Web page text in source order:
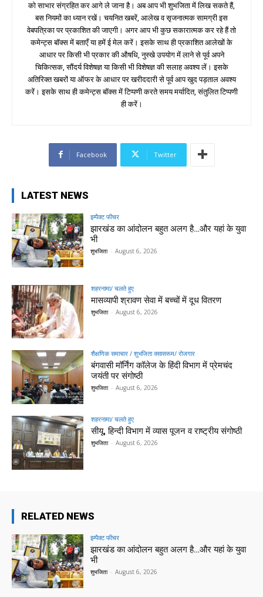
को साभार संग्रहित कर आगे ले जाना है। अब आप भी शुभजिता में लिख सकते हैं,
बस नियमों का ध्यान रखें। चयनित खबरें, आलेख व सृजनात्मक सामग्री इस
वेबपत्रिका पर प्रकाशित की जाएगी। अगर आप भी कुछ सकारात्मक कर रहे हैं तो
कमेन्ट्स बॉक्स में बताएँ या हमें ई मेल करें। इसके साथ ही प्रकाशित आलेखों के
आधार पर किसी भी प्रकार की औषधि, नुस्खे उपयोग में लाने से पूर्व अपने
चिकित्सक, सौंदर्य विशेषज्ञ या किसी भी विशेषज्ञ की सलाह अवश्य लें। इसके
अतिरिक्त खबरों या ऑफर के आधार पर खरीददारी से पूर्व आप खुद पड़ताल अवश्य
करें। इसके साथ ही कमेन्ट्स बॉक्स में टिप्पणी करते समय मर्यादित, संतुलित टिप्पणी
ही करें।
Facebook Twitter
LATEST NEWS
इम्पैक्ट फीचर
झारखंड का आंदोलन बहुत अलग है…और यहां के युवा
भी
शुभजिता - August 6, 2026
शहरनामा/ चलते हुए
मासव्यापी श्रावण सेवा में बच्चों में दूध वितरण
शुभजिता - August 6, 2026
शैक्षणिक समाचार / शुभजिता क्सासरूम/ रोजगार
बंगवासी मॉर्निंग कॉलेज के हिंदी विभाग में प्रेमचंद
जयंती पर संगोष्ठी
शुभजिता - August 6, 2026
शहरनामा/ चलते हुए
सीयू, हिन्दी विभाग में व्यास पूजन व राष्ट्रीय संगोष्ठी
शुभजिता - August 6, 2026
RELATED NEWS
इम्पैक्ट फीचर
झारखंड का आंदोलन बहुत अलग है…और यहां के युवा
भी
शुभजिता - August 6, 2026